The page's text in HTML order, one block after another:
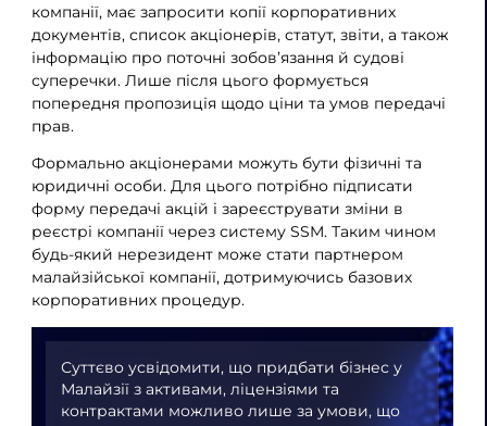
компанії, має запросити копії корпоративних
документів, список акціонерів, статут, звіти, а також
інформацію про поточні зобов’язання й судові
суперечки. Лише після цього формується
попередня пропозиція щодо ціни та умов передачі
прав.
Формально акціонерами можуть бути фізичні та
юридичні особи. Для цього потрібно підписати
форму передачі акцій і зареєструвати зміни в
реєстрі компанії через систему SSM. Таким чином
будь-який нерезидент може стати партнером
малайзійської компанії, дотримуючись базових
корпоративних процедур.
Суттєво усвідомити, що придбати бізнес у
Малайзії з активами, ліцензіями та
контрактами можливо лише за умови, що